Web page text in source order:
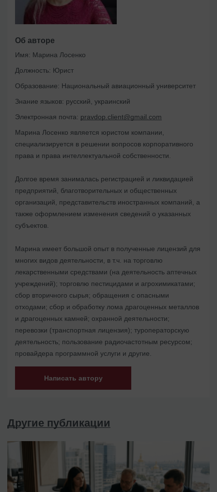
Об авторе
Имя: Марина Лосенко
Должность: Юрист
Образование: Национальный авиационный университет
Знание языков: русский, украинский
Электронная почта: pravdop.client@gmail.com
Марина Лосенко является юристом компании,
специализируется в решении вопросов корпоративного
права и права интеллектуальной собственности.
Долгое время занималась регистрацией и ликвидацией
предприятий, благотворительных и общественных
организаций, представительств иностранных компаний, а
также оформлением изменения сведений о указанных
субъектов.
Марина имеет большой опыт в полученные лицензий для
многих видов деятельности, в т.ч. на торговлю
лекарственными средствами (на деятельность аптечных
учреждений); торговлю пестицидами и агрохимикатами;
сбор вторичного сырья; обращения с опасными
отходами; сбор и обработку лома драгоценных металлов
и драгоценных камней; охранной деятельности;
перевозки (транспортная лицензия); туроператорскую
деятельность; пользование радиочастотным ресурсом;
провайдера программной услуги и другие.
Написать автору
Другие публикации